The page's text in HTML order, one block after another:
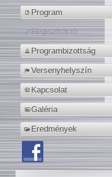
Program
Regisztráció
Programbizottság
Versenyhelyszín
Kapcsolat
Galéria
Eredmények